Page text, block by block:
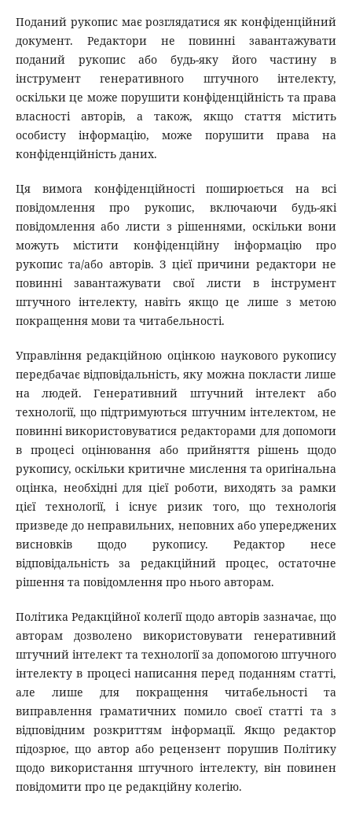
Поданий рукопис має розглядатися як конфіденційний
документ. Редактори не повинні завантажувати
поданий рукопис або будь-яку його частину в
інструмент генеративного штучного інтелекту,
оскільки це може порушити конфіденційність та права
власності авторів, а також, якщо стаття містить
особисту інформацію, може порушити права на
конфіденційність даних.
Ця вимога конфіденційності поширюється на всі
повідомлення про рукопис, включаючи будь-які
повідомлення або листи з рішеннями, оскільки вони
можуть містити конфіденційну інформацію про
рукопис та/або авторів. З цієї причини редактори не
повинні завантажувати свої листи в інструмент
штучного інтелекту, навіть якщо це лише з метою
покращення мови та читабельності.
Управління редакційною оцінкою наукового рукопису
передбачає відповідальність, яку можна покласти лише
на людей. Генеративний штучний інтелект або
технології, що підтримуються штучним інтелектом, не
повинні використовуватися редакторами для допомоги
в процесі оцінювання або прийняття рішень щодо
рукопису, оскільки критичне мислення та оригінальна
оцінка, необхідні для цієї роботи, виходять за рамки
цієї технології, і існує ризик того, що технологія
призведе до неправильних, неповних або упереджених
висновків щодо рукопису. Редактор несе
відповідальність за редакційний процес, остаточне
рішення та повідомлення про нього авторам.
Політика Редакційної колегії щодо авторів зазначає, що
авторам дозволено використовувати генеративний
штучний інтелект та технології за допомогою штучного
інтелекту в процесі написання перед поданням статті,
але лише для покращення читабельності та
виправлення граматичних помило своєї статті та з
відповідним розкриттям інформації. Якщо редактор
підозрює, що автор або рецензент порушив Політику
щодо використання штучного інтелекту, він повинен
повідомити про це редакційну колегію.